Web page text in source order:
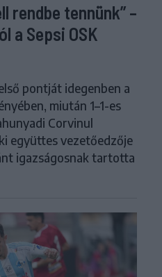
rendbe tennünk” –
a Sepsi OSK
pontját idegenben a
miután 1–1-es
Corvinul
együttes vezetőedzője
igazságosnak tartotta